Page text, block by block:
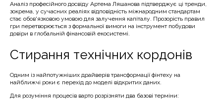
Аналіз професійного досвіду Артема Ляшанова підтверджує ці тренди,
зокрема, у сучасних реаліях відповідність міжнародним стандартам
стає обов'язковою умовою для залучення капіталу. Прозорість правил
гри перетворюється з формальної вимоги на інструмент побудови
довіри в глобальній фінансовій екосистемі.
Стирання технічних кордонів
Одним із найпотужніших драйверів трансформації фінтеху на
найближчі роки є перехід до моделі відкритих даних.
Для розуміння процесів варто розрізняти два базові терміни: